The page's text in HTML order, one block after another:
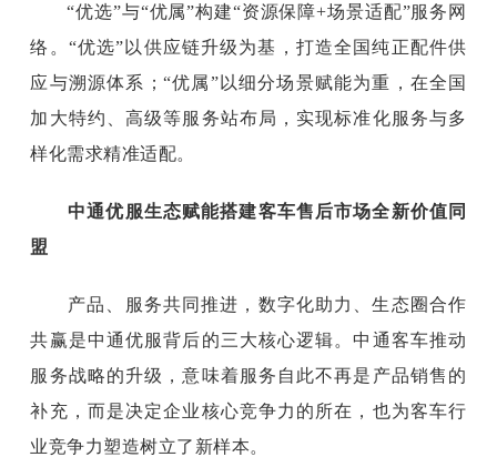
“优选”与“优属”构建“资源保障+场景适配”服务网
络。“优选”以供应链升级为基，打造全国纯正配件供
应与溯源体系；“优属”以细分场景赋能为重，在全国
加大特约、高级等服务站布局，实现标准化服务与多
样化需求精准适配。
中通优服生态赋能搭建客车售后市场全新价值同
盟
产品、服务共同推进，数字化助力、生态圈合作
共赢是中通优服背后的三大核心逻辑。中通客车推动
服务战略的升级，意味着服务自此不再是产品销售的
补充，而是决定企业核心竞争力的所在，也为客车行
业竞争力塑造树立了新样本。